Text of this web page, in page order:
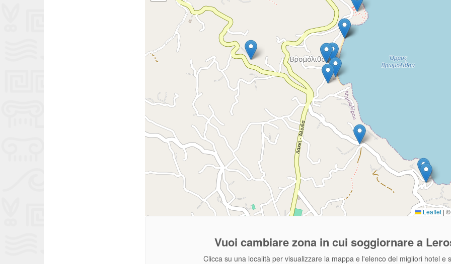
Leaflet | ©
Vuoi cambiare zonain cui soggiornare a
Clicca su una località per visualizzare la mappa e l'elenco dei migliori hotel e